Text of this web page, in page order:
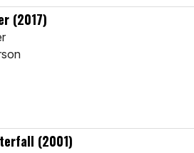
(2017)
(2001)